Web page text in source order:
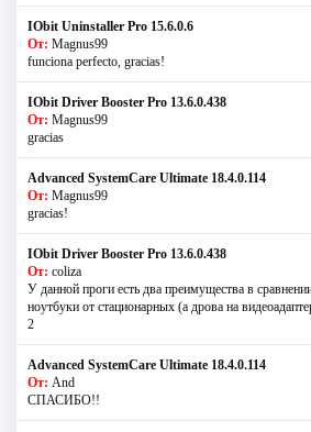
IObit Uninstaller Pro 15.6.0.6
От: Magnus99
funciona perfecto, gracias!
IObit Driver Booster Pro 13.6.0.438
От: Magnus99
gracias
Advanced SystemCare Ultimate 18.4.0.114
От: Magnus99
gracias!
IObit Driver Booster Pro 13.6.0.438
От: coliza
У данной проги есть два преимущества в
ноутбуки от стационарных (а дрова на
2
Advanced SystemCare Ultimate 18.4.0.114
От: And
СПАСИБО!!